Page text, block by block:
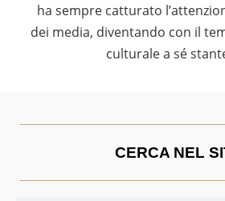
ha sempre catturato
dei media, diventando con il
culturale a sé
CERCA NEL